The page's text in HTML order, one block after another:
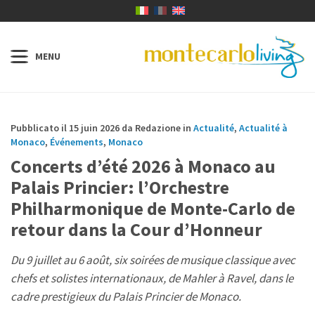
Pubblicato il 15 juin 2026 da Redazione in Actualité, Actualité à
Monaco, Événements, Monaco
Concerts d’été 2026 à Monaco au
Palais Princier: l’Orchestre
Philharmonique de Monte-Carlo de
retour dans la Cour d’Honneur
Du 9 juillet au 6 août, six soirées de musique classique avec
chefs et solistes internationaux, de Mahler à Ravel, dans le
cadre prestigieux du Palais Princier de Monaco.